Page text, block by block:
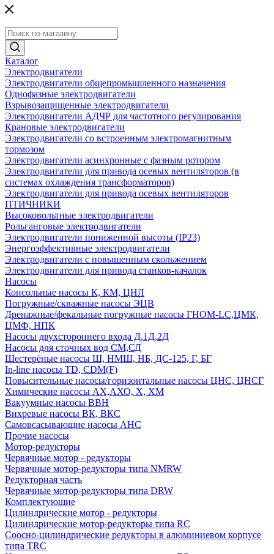
Каталог
Электродвигатели
Электродвигатели общепромышленного назначения
Однофазные электродвигатели
Взрывозащищенные электродвигатели
Электродвигатели АДЧР для частотного регулирования
Крановые электродвигатели
Электродвигатели со встроенным электромагнитным
тормозом
Электродвигатели асинхронные с фазным ротором
Электродвигатели для привода осевых вентиляторов (в
системах охлаждения трансформаторов)
Электродвигатели для привода осевых вентиляторов
ПТИЧНИКИ
Высоковольтные электродвигатели
Рольганговые электродвигатели
Электродвигатели пониженной высоты (IP23)
Энергоэффективные электродвигатели
Электродвигатели с повышенным скольжением
Электродвигатели для привода станков-качалок
Насосы
Консольные насосы К, КМ, ЦНЛ
Погружные/скважные насосы ЭЦВ
Дренажные/фекальные погружные насосы ГНОМ-LC,ЦМК,
ЦМФ, НПК
Насосы двухстороннего входа Д,1Д,2Д
Насосы для сточных вод СМ,СД
Шестерёные насосы Ш, НМШ, НБ, ДС-125, Г, БГ
In-line насосы TD, CDM(F)
Повысительные насосы/горизонтальные насосы ЦНС, ЦНСГ
Химические насосы АХ,АХО, Х, ХМ
Вакуумные насосы ВВН
Вихревые насосы ВК, ВКС
Самовсасывающие насосы АНС
Прочие насосы
Мотор-редукторы
Червячные мотор - редукторы
Червячные мотор-редукторы типа NMRW
Редукторная часть
Червячные мотор-редукторы типа DRW
Комплектующие
Цилиндрические мотор - редукторы
Цилиндрические мотор-редукторы типа RC
Соосно-цилиндрические редукторы в алюминиевом корпусе
типа TRC